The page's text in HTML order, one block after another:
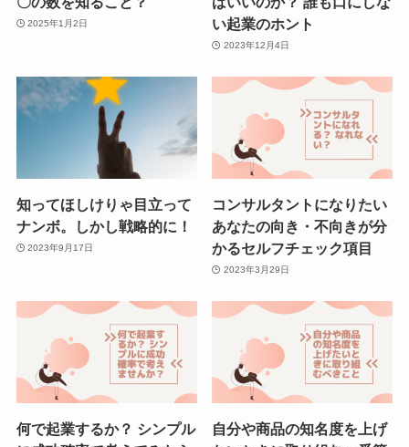
2025年1月2日
い起業のホント
2023年12月4日
知ってほしけりゃ目立って
ナンボ。しかし戦略的に！
2023年9月17日
コンサルタントになりたい
あなたの向き・不向きが分
かるセルフチェック項目
2023年3月29日
何で起業するか？ シンプル
自分や商品の知名度を上げ